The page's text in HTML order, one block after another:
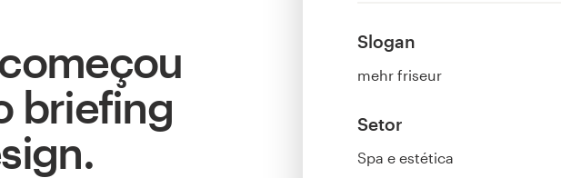
Slogan
mehr friseur
Setor
Spa e estética
briefing